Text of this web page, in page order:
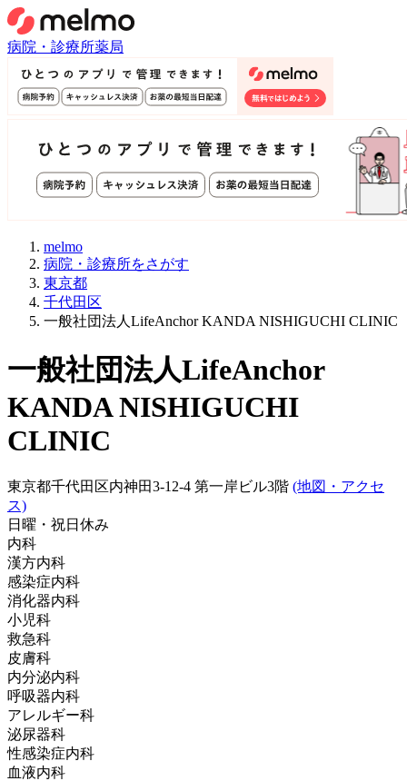
病院・診療所薬局
melmo
病院・診療所をさがす
東京都
千代田区
一般社団法人LifeAnchor KANDA NISHIGUCHI CLINIC
一般社団法人LifeAnchor
KANDA NISHIGUCHI
CLINIC
東京都千代田区内神田3-12-4 第一岸ビル3階 (地図・アクセ
ス)
日曜・祝日 休み
内科
漢方内科
感染症内科
消化器内科
小児科
救急科
皮膚科
内分泌内科
呼吸器内科
アレルギー科
泌尿器科
性感染症内科
血液内科